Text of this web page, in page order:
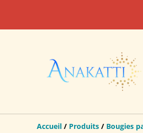
Accueil / Produits / Bougies